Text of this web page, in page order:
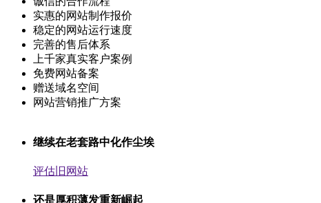
实惠的网站制作报价
稳定的网站运行速度
完善的售后体系
上千家真实客户案例
免费网站备案
赠送域名空间
网站营销推广方案
继续在老套路中化作尘埃
评估旧网站
还是厚积薄发重新崛起